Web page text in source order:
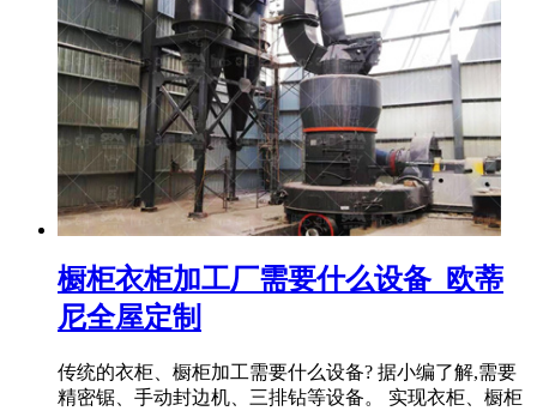
橱柜衣柜加工厂需要什么设备_欧蒂
尼全屋定制
传统的衣柜、橱柜加工需要什么设备? 据小编了解,需要
精密锯、手动封边机、三排钻等设备。 实现衣柜、橱柜